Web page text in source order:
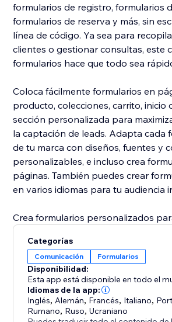
formularios de registro, formularios
formularios de reserva y más, sin
línea de código. Ya sea para
clientes o gestionar consultas, este
formularios hace que todo sea
Coloca fácilmente formularios en
producto, colecciones, carrito, inicio
sección personalizada para
la captación de leads. Adapta cada
de tu marca con diseños, fuentes y
personalizables, e incluso crea
páginas. También puedes crear
en varios idiomas para tu audiencia
Crea formularios personalizados
hasta un formulario avanzado de
formulario dinámico con carga de
creador de formularios sin código te
para diseñar y mostrar formularios
en cualquier parte de tu tienda.
Categorías
Comunicación Formularios
Disponibilidad:
Esta app está disponible en todo el
Idiomas de la app:
Inglés, Alemán, Francés, Italiano,
Rumano, Ruso,Ucraniano